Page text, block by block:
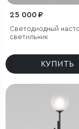
25 000 ₽
Светодиодный
светильник
КУПИТЬ